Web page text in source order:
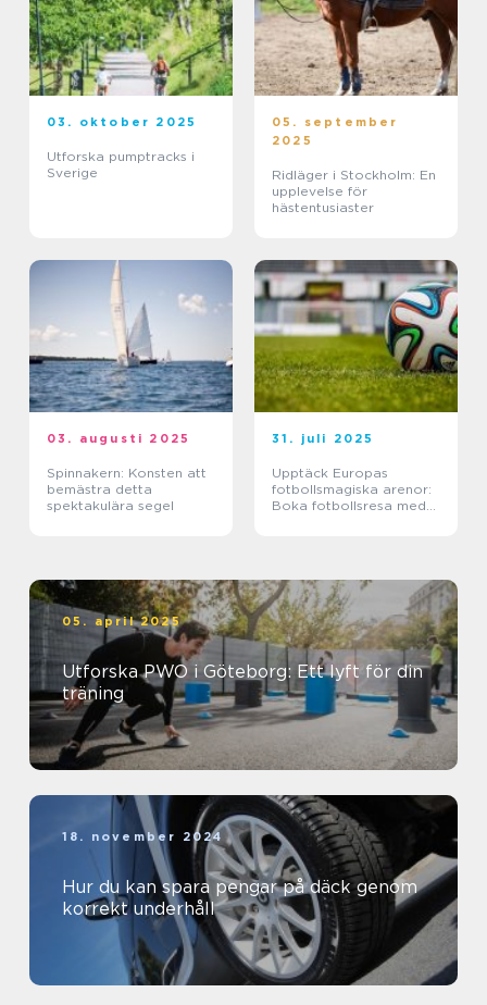
03. oktober 2025
Utforska pumptracks i
Sverige
05. september
2025
Ridläger i Stockholm: En
upplevelse för
hästentusiaster
03. augusti 2025
Spinnakern: Konsten att
bemästra detta
spektakulära segel
31. juli 2025
Upptäck Europas
fotbollsmagiska arenor:
Boka fotbollsresa med
05. april 2025
Utforska PWO i Göteborg: Ett lyft för din
träning
18. november 2024
Hur du kan spara pengar på däck genom
korrekt underhåll